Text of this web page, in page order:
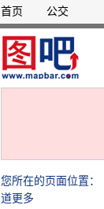
首页 公交
您所在的页面位置：
道更多